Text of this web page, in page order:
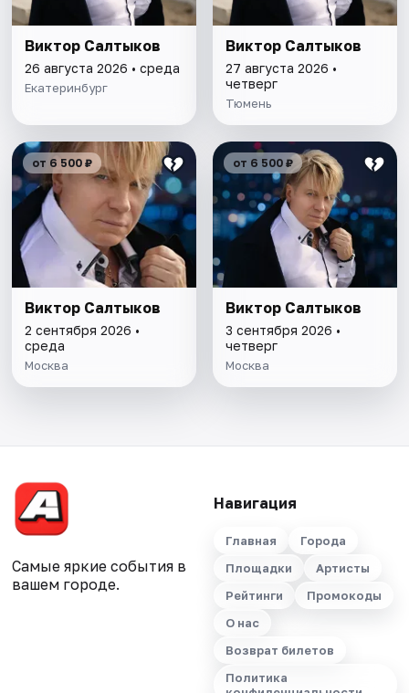
Виктор Салтыков
26 августа 2026 • среда
Екатеринбург
Виктор Салтыков
27 августа 2026 •
четверг
Тюмень
от 6 500 ₽
Виктор Салтыков
2 сентября 2026 •
среда
Москва
от 6 500 ₽
Виктор Салтыков
3 сентября 2026 •
четверг
Москва
Самые яркие события в
вашем городе.
Навигация
Главная
Города
Площадки
Артисты
Рейтинги
Промокоды
О нас
Возврат билетов
Политика